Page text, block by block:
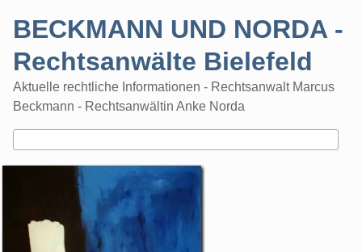
BECKMANN UND NORDA -
Rechtsanwälte Bielefeld
Aktuelle rechtliche Informationen - Rechtsanwalt Marcus
Beckmann - Rechtsanwältin Anke Norda